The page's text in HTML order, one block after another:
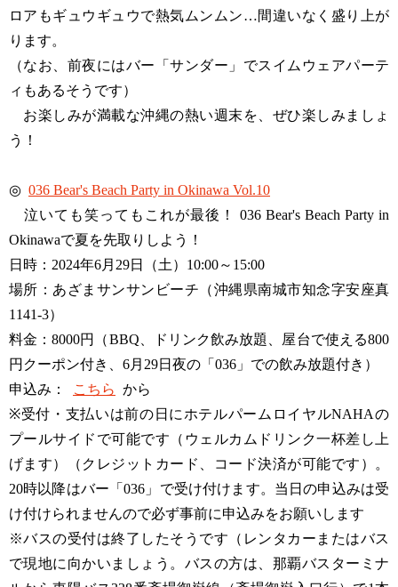
ロアもギュウギュウで熱気ムンムン…間違いなく盛り上が
ります。
（なお、前夜にはバー「サンダー」でスイムウェアパーテ
ィもあるそうです）
お楽しみが満載な沖縄の熱い週末を、ぜひ楽しみましょ
う！
◎ 036 Bear's Beach Party in Okinawa Vol.10
泣いても笑ってもこれが最後！ 036 Bear's Beach Party in
Okinawaで夏を先取りしよう！
日時：2024年6月29日（土）10:00～15:00
場所：あざまサンサンビーチ（沖縄県南城市知念字安座真
1141-3）
料金：8000円（BBQ、ドリンク飲み放題、屋台で使える800
円クーポン付き、6月29日夜の「036」での飲み放題付き）
申込み：
こちら から
※受付・支払いは前の日にホテルパームロイヤルNAHAの
プールサイドで可能です（ウェルカムドリンク一杯差し上
げます）（クレジットカード、コード決済が可能です）。
20時以降はバー「036」で受け付けます。当日の申込みは受
け付けられませんので必ず事前に申込みをお願いします
※バスの受付は終了したそうです（レンタカーまたはバス
で現地に向かいましょう。バスの方は、那覇バスターミナ